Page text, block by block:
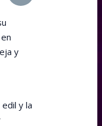
y
edil y la